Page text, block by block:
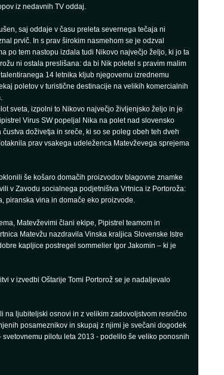
iz nedavnih TV oddaj.
saj oddaje v času preleta severnega tečaja ni
prvič. In s prav širokim nasmehom se je odzval
po tem nastopu izdala tudi Nikovo največjo željo, ki jo ta
ni ostala preslišana: da bi Nik poletel s pravim malim
14 letnika kljub njegovemu izrednemu
poletov v turistične destinacije na velikih komercialnih
sveta, izpolni to Nikovo največjo življenjsko željo in je
Virus SW popeljal Nika na polet nad slovensko
doživetja in sreče, ki so se poleg obeh teh dveh
prav vsakega udeleženca Matevževega sprejema
še košaro domačih proizvodov blagovne znamke
v Zavodu socialnega podjetništva Vrtnica iz Portoroža:
piranska vina in domače eko proizvode.
Matevževimi člani ekipe, Pipistrel teamom in
Matevžu nazdravila Vinska kraljica Slovenske Istre
kapljice postregel sommelier Igor Jakomin – ki je
v izvedbi Oštarije Tomi Portorož se je nadaljevalo
na ljubiteljski osnovi in z velikim zadovoljstvom resnično
posameznikov in skupaj z njimi je svečani dogodek
pilotu leta 2013 - podelilo še veliko ponosnih